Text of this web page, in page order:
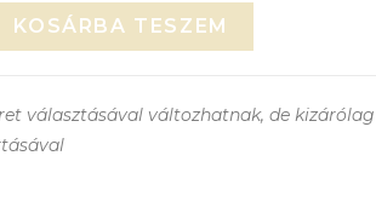
KOSÁRBA TESZEM
választásával változhatnak, de